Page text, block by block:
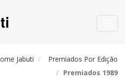
Jabuti
Premiados Por Edição
Premiados 1989